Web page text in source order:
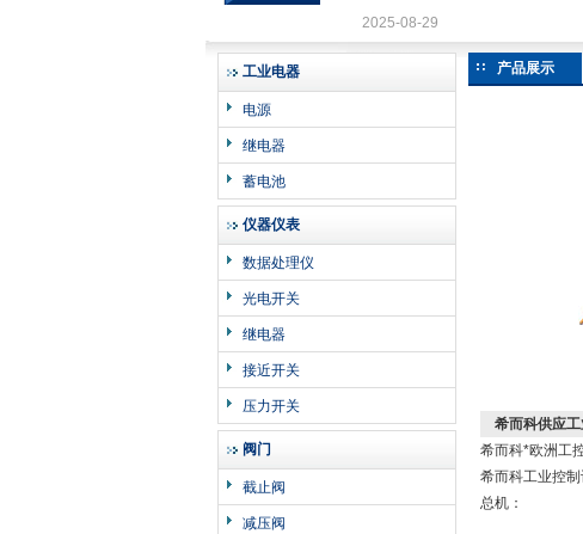
希而科工业控制设备有限公司
2025-08-29
工业电器
电源
继电器
蓄电池
仪器仪表
数据处理仪
光电开关
继电器
接近开关
压力开关
阀门
截止阀
减压阀
产品展示
希而科供应
希而科*欧洲工
希而科工业控
总机：